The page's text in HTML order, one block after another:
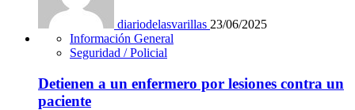
diariodelasvarillas 23/06/2025
Información General
Seguridad / Policial
Detienen a un enfermero por lesiones contra un
paciente